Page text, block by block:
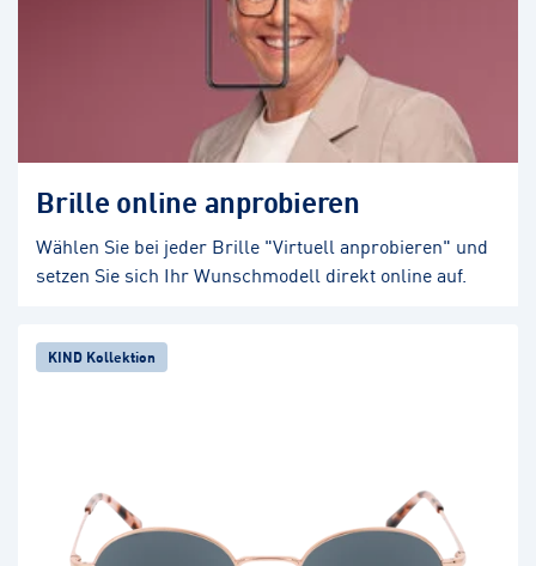
Brille online anprobieren
Wählen Sie bei jeder Brille "Virtuell anprobieren" und
setzen Sie sich Ihr Wunschmodell direkt online auf.
KIND Kollektion